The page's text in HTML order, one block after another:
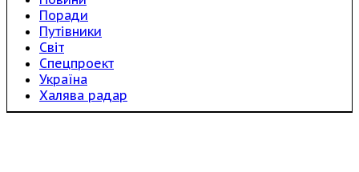
Поради
Путівники
Світ
Спецпроект
Україна
Халява радар